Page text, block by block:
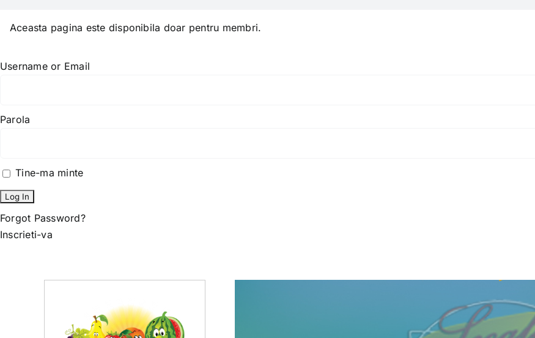
Aceasta pagina este disponibila doar pentru membri.
Username or Email
Parola
Tine-ma minte
Forgot Password?
Inscrieti-va